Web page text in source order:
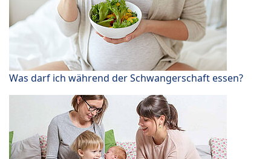
Was darf ich während der Schwangerschaft essen?